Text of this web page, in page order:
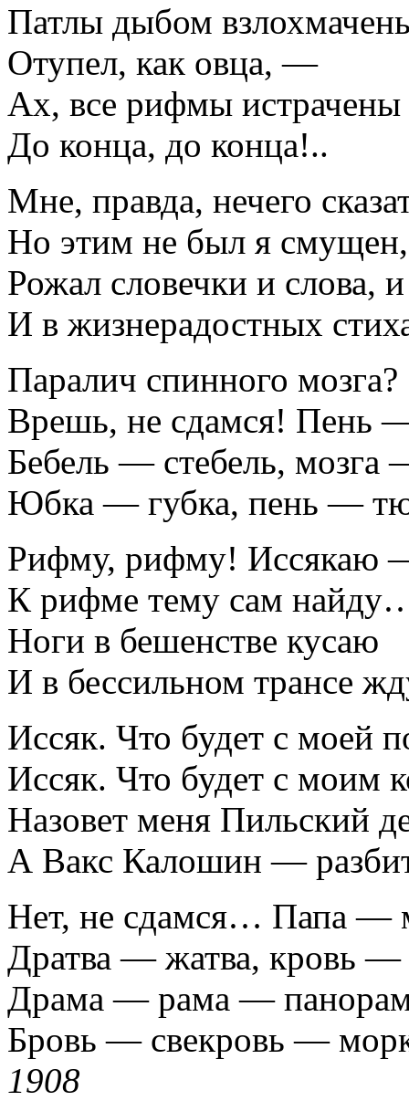
Патлы дыбом
Отупел, как овца, —
Ах, все рифмы истрачены
До конца, до конца!..
Мне, правда, нечего
Но этим не был я
Рожал словечки и
И в жизнерадостных
Паралич спинного мозга?
Врешь, не сдамся! Пень
Бебель — стебель, мозга
Юбка — губка, пень —
Рифму, рифму! Иссякаю
К рифме тему сам
Ноги в бешенстве кусаю
И в бессильном трансе
Иссяк. Что будет с моей
Иссяк. Что будет с моим
Назовет меня Пильский
А Вакс Калошин —
Нет, не сдамся… Папа —
Дратва — жатва, кровь —
Драма — рама —
Бровь — свекровь —
1908